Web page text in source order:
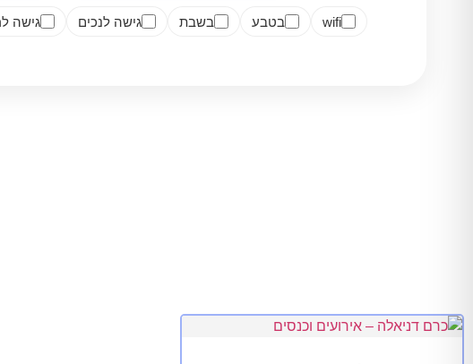
wifi בטבע בשבת גישה לנכים גישה